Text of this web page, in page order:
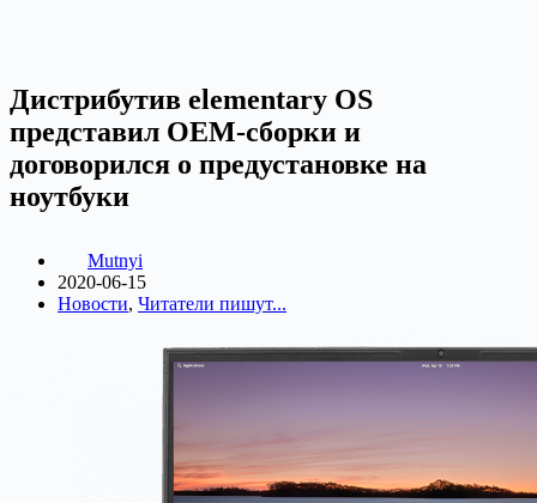
Дистрибутив elementary OS
представил OEM-сборки и
договорился о предустановке на
ноутбуки
Mutnyi
2020-06-15
Новости, Читатели пишут...